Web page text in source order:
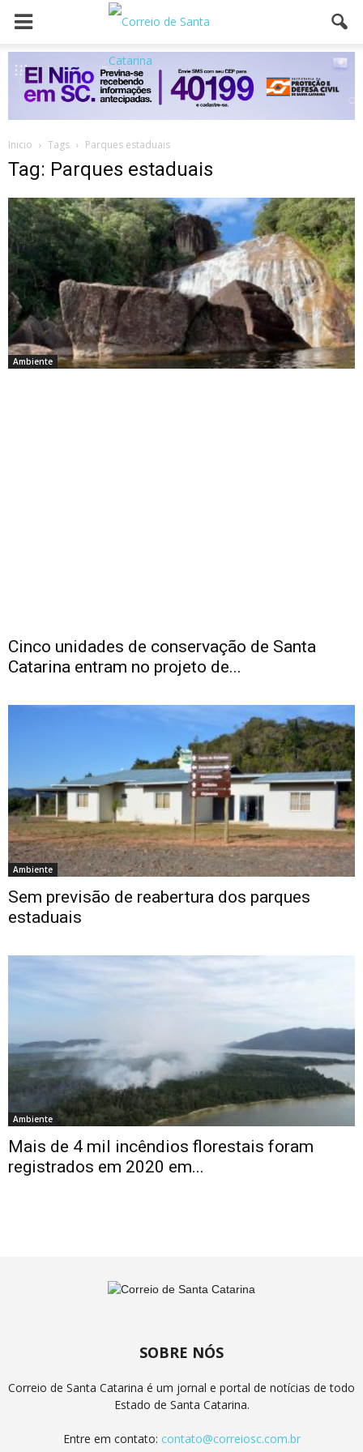
Inicio Tags Parques estaduais
Tag: Parques estaduais
Ambiente
Cinco unidades de conservação de Santa
Catarina entram no projeto de...
Ambiente
Sem previsão de reabertura dos parques
estaduais
Ambiente
Mais de 4 mil incêndios florestais foram
registrados em 2020 em...
SOBRE NÓS
Correio de Santa Catarina é um jornal e portal de notícias de todo
Estado de Santa Catarina.
Entre em contato: contato@correiosc.com.br